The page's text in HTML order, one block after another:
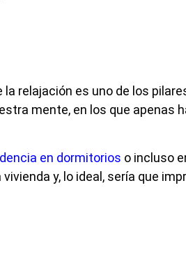
relajación es uno de los
mente, en los que apenas
en dormitorios o incluso
y, lo ideal, sería que